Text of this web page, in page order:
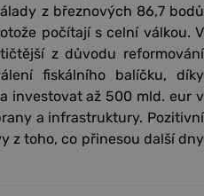
z březnových 86,7 bodů
počítají s celní válkou. V
z důvodu reformování
fiskálního balíčku, díky
investovat až 500 mld. eur v
a infrastruktury. Pozitivní
z toho, co přinesou další dny